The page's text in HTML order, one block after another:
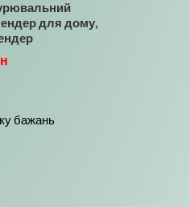
для дому,
бажань